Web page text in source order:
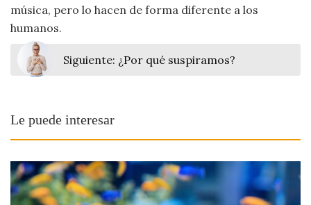
música, pero lo hacen de forma diferente a los
humanos.
Siguiente: ¿Por qué suspiramos?
Le puede interesar